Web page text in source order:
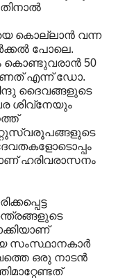
കൊല്ലാൻ വന്ന
പോലെ.
കൊണ്ടുവരാൻ 50
എന്ന് ഡോ.
ദൈവങ്ങളുടെ
ശിവ്നേയും
ഹരിവരാസനം
സംസ്ഥാനകാർ
ഒരു നാടൻ